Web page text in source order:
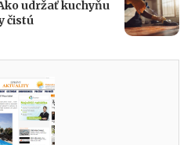
udržať kuchyňu
čistú